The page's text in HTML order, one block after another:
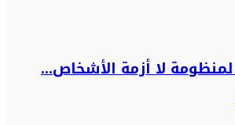
لا أزمة الأشخاص…